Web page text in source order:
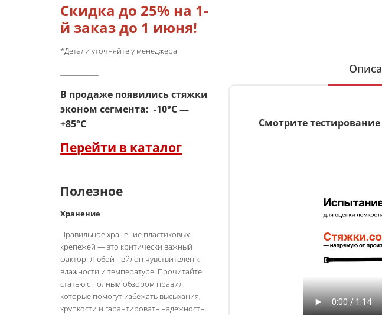
Смотрите
Скидка до 25% на 1-
й заказ до 1 июня!
*Детали уточняйте у менеджера
В продаже появились стяжки
эконом сегмента:-10°С —
+85°С
Перейти в каталог
Полезное
Хранение
Правильное хранение пластиковых
крепежей — это критически важный
фактор. Любой нейлон чувствителен к
влажности и температуре. Прочитайте
статью с полным обзором правил,
которые помогут избежать высыхания,
хрупкости и гарантировать надежность